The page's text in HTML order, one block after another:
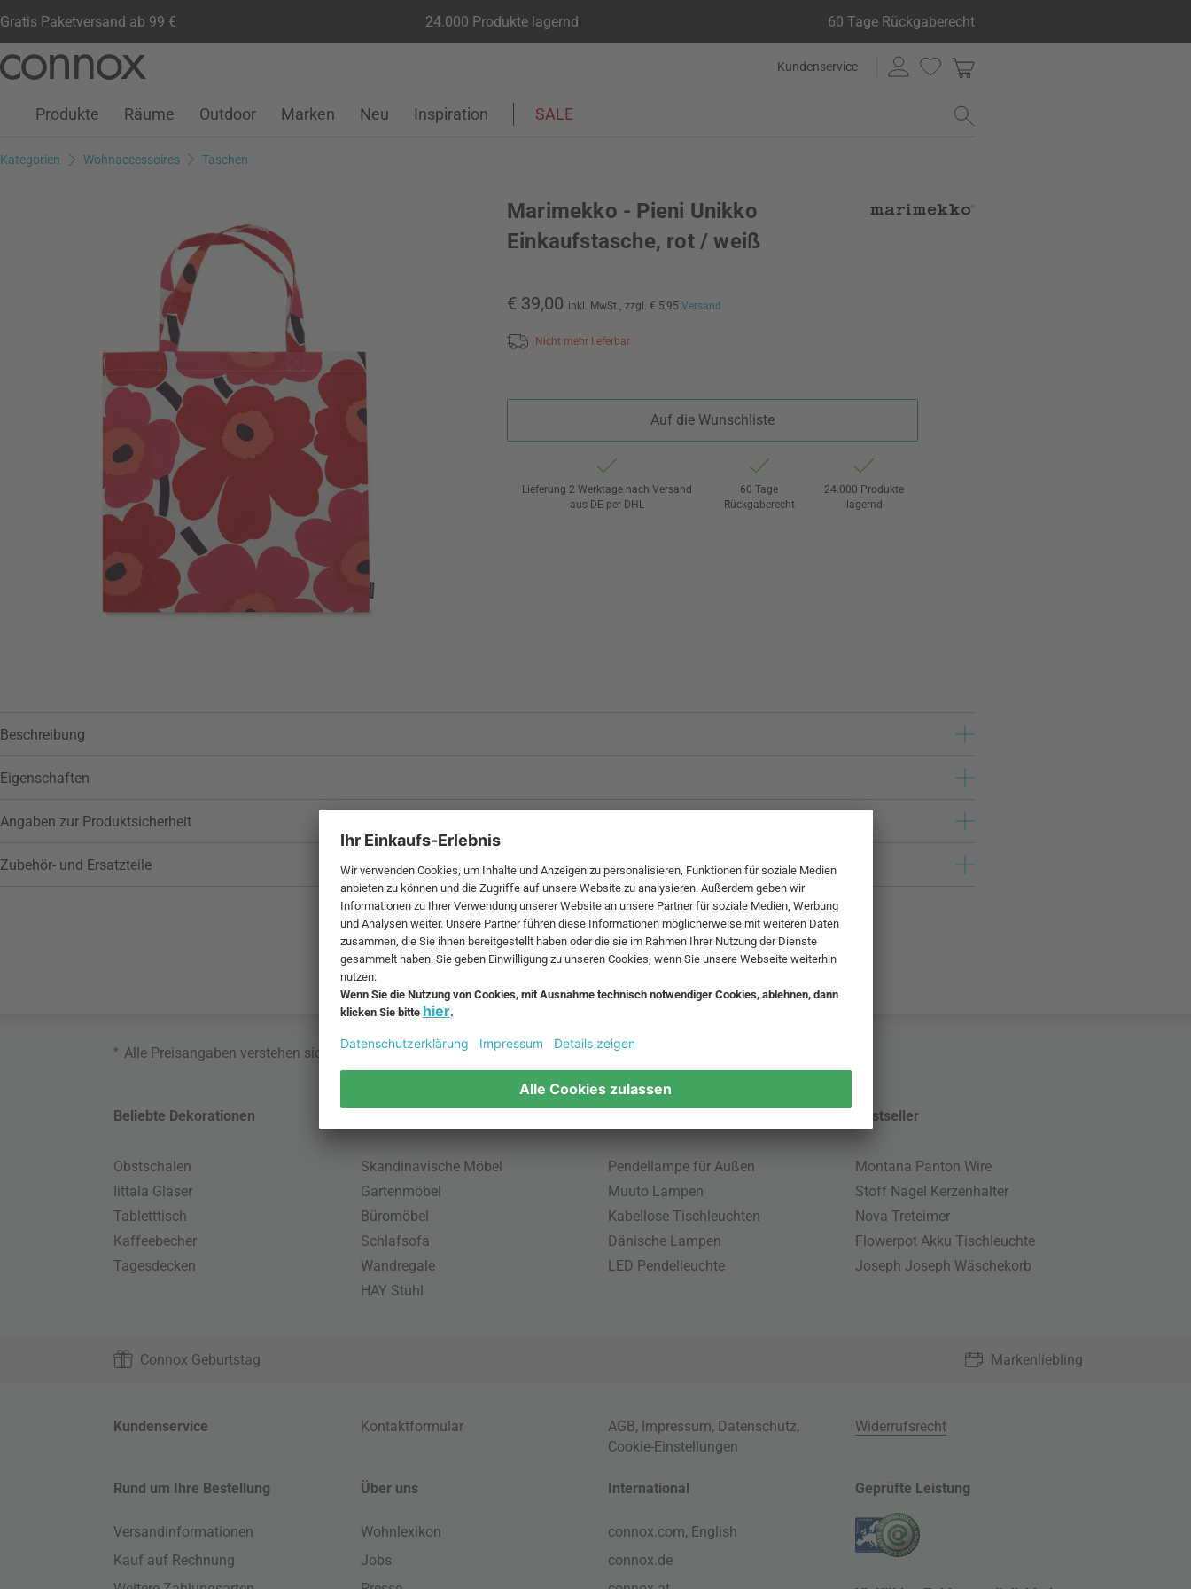
Gratis Paketversand ab 99 € 24.000 Produkte lagernd 60 Tage Rückgaberecht
Seiteninhalt
Suchfeld
Kundenservice
Kundenkonto
Wunschliste
Warenkorb
Produkte Räume Outdoor Marken Neu Inspiration SALE
Kategorien Wohnaccessoires Taschen
Marimekko - Pieni Unikko
Einkaufstasche, rot / weiß
€ 39,00 inkl. MwSt., zzgl. € 5,95 Versand
Nicht mehr lieferbar
Auf die Wunschliste
Lieferung 2 Werktage nach Versand
aus DE per DHL
60 Tage
Rückgaberecht
24.000 Produkte
lagernd
Beschreibung
Eigenschaften
Angaben zur Produktsicherheit
Zubehör- und Ersatzteile
* Alle Preisangaben verstehen sich inklusive MwSt. und zzgl.Versandkosten.
Beliebte Dekorationen
Obstschalen
Iittala Gläser
Tabletttisch
Kaffeebecher
Tagesdecken
Skandinavische Möbel
Gartenmöbel
Büromöbel
Schlafsofa
Wandregale
HAY Stuhl
Pendellampe für Außen
Muuto Lampen
Kabellose Tischleuchten
Dänische Lampen
LED Pendelleuchte
Bestseller
Montana Panton Wire
Stoff Nagel Kerzenhalter
Nova Treteimer
Flowerpot Akku Tischleuchte
Joseph Joseph Wäschekorb
Connox Geburtstag Markenliebling
Kundenservice Kontaktformular AGB, Impressum, Datenschutz,
Cookie-Einstellungen
Widerrufsrecht
Rund um Ihre Bestellung
Versandinformationen
Kauf auf Rechnung
Über uns
Wohnlexikon
Jobs
International
connox.com, English
connox.de
Geprüfte Leistung